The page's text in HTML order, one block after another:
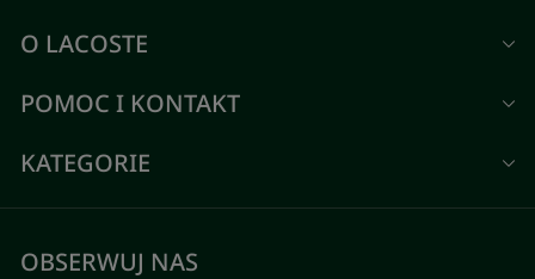
O LACOSTE
POMOC I KONTAKT
KATEGORIE
OBSERWUJ NAS